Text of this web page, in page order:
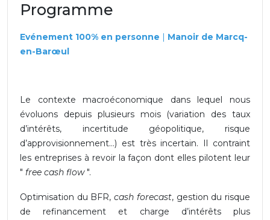
Programme
Evénement 100% en personne | Manoir de Marcq-
en-Barœul
Le contexte macroéconomique dans lequel nous
évoluons depuis plusieurs mois (variation des taux
d’intérêts, incertitude géopolitique, risque
d’approvisionnement…) est très incertain. Il contraint
les entreprises à revoir la façon dont elles pilotent leur
" free cash flow".
Optimisation du BFR,cash forecast, gestion du risque
de refinancement et charge d’intérêts plus